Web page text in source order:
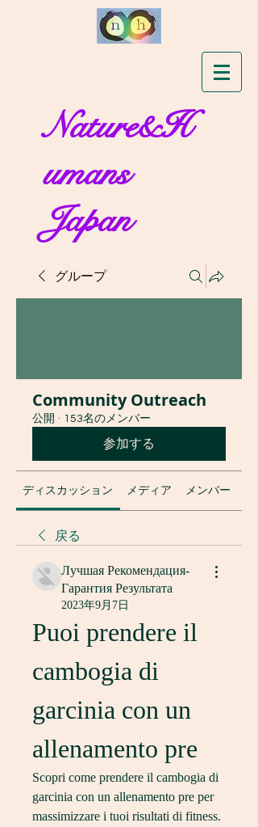
Nature&H
umans
Japan
グループ
Community Outreach
公開 · 153名のメンバー
参加する
ディスカッション メディア メンバー
戻る
Лучшая Рекомендация-
Гарантия Результата
2023年9月7日
Puoi prendere il
cambogia di
garcinia con un
allenamento pre
Scopri come prendere il cambogia di
garcinia con un allenamento pre per
massimizzare i tuoi risultati di fitness.